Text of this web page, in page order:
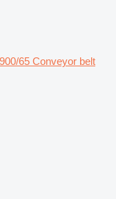
65 Conveyor belt